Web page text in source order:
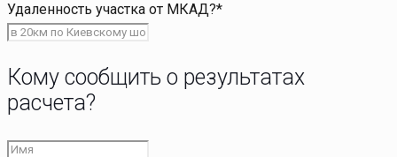
Удаленность участка от МКАД?*
Кому сообщить о результатах
расчета?